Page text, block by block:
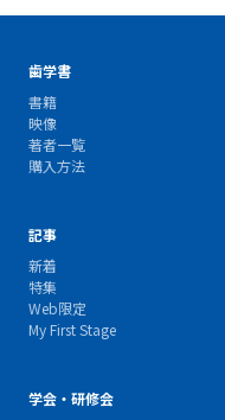
歯学書
書籍
映像
著者一覧
購入方法
記事
新着
特集
Web限定
My First Stage
学会・研修会